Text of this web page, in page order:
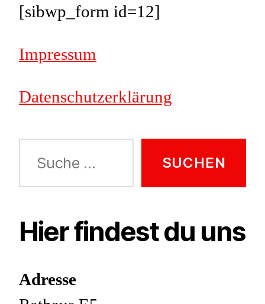
[sibwp_form id=12]
Impressum
Datenschutzerklärung
nach:
Hier findest du uns
Adresse